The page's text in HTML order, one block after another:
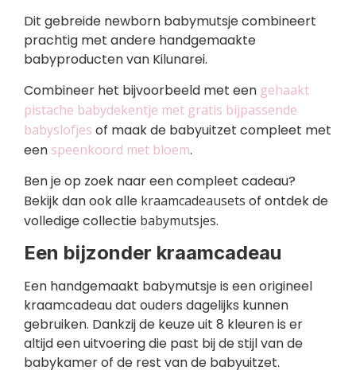
Dit gebreide newborn babymutsje combineert
prachtig met andere handgemaakte
babyproducten van Kilunarei.
Combineer het bijvoorbeeld met een gehaakt
pistache babydekentje met gratis bijpassende
babyslofjes of maak de babyuitzet compleet met
een speenkoord met bloem.
Ben je op zoek naar een compleet cadeau?
Bekijk dan ook alle kraamcadeausets of ontdek de
volledige collectie babymutsjes.
Een bijzonder kraamcadeau
Een handgemaakt babymutsje is een origineel
kraamcadeau dat ouders dagelijks kunnen
gebruiken. Dankzij de keuze uit 8 kleuren is er
altijd een uitvoering die past bij de stijl van de
babykamer of de rest van de babyuitzet.